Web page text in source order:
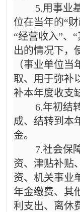
5.用事业
位在当年的“财
“经营收入”、
出的情况下，
（事业单位
取、用于弥补
补本年度收支
6.年初结
成、结转到本
金。
7.社会保
资、津贴补贴
资、机关事业
年金缴费、其
利支出、离休